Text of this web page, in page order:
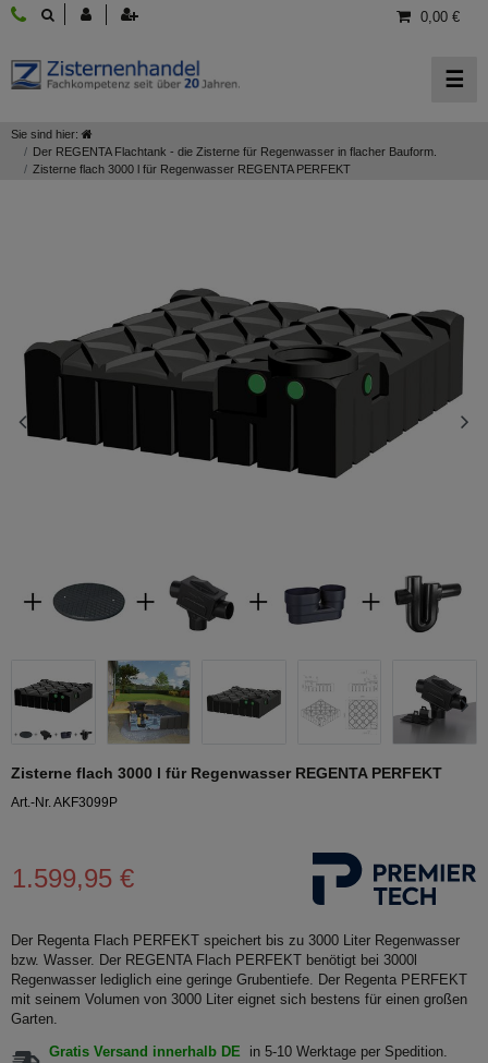
0,00 €
☰
Sie sind hier:
Der REGENTA Flachtank - die Zisterne für Regenwasser in flacher Bauform.
Zisterne flach 3000 l für Regenwasser REGENTA PERFEKT
Zisterne flach 3000 l für Regenwasser REGENTA PERFEKT
Art.-Nr. AKF3099P
1.599,95 €
Der Regenta Flach PERFEKT speichert bis zu 3000 Liter Regenwasser
bzw. Wasser. Der REGENTA Flach PERFEKT benötigt bei 3000l
Regenwasser lediglich eine geringe Grubentiefe. Der Regenta PERFEKT
mit seinem Volumen von 3000 Liter eignet sich bestens für einen großen
Garten.
Gratis Versand innerhalb DE
in 5-10 Werktage per Spedition.